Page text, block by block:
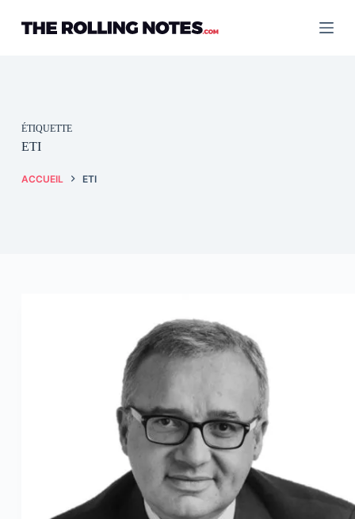
contenu
ÉTIQUETTE
ETI
ACCUEIL ETI